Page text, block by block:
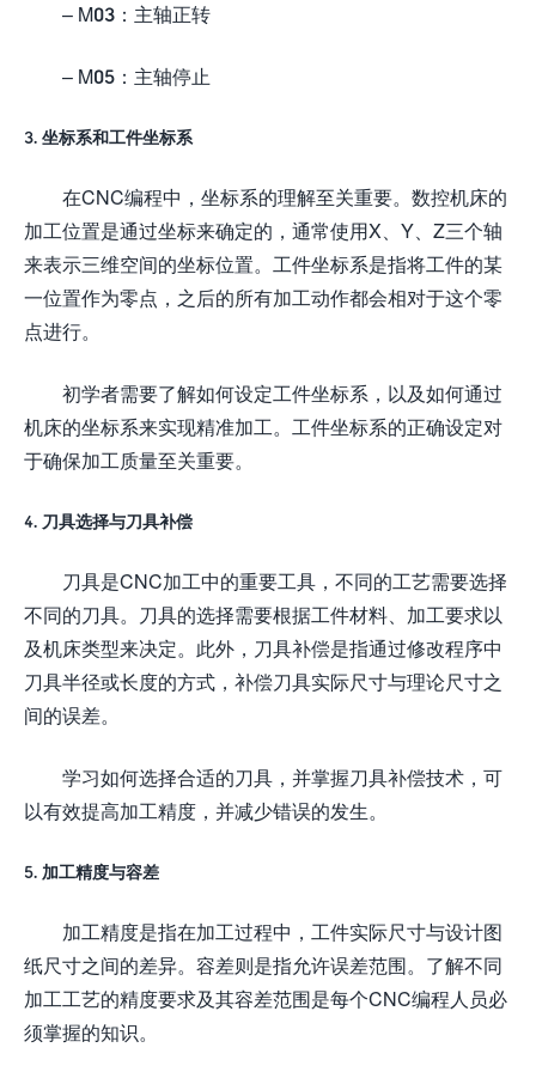
– M03：主轴正转
– M05：主轴停止
3. 坐标系和工件坐标系
在CNC编程中，坐标系的理解至关重要。数控机床的
加工位置是通过坐标来确定的，通常使用X、Y、Z三个轴
来表示三维空间的坐标位置。工件坐标系是指将工件的某
一位置作为零点，之后的所有加工动作都会相对于这个零
点进行。
初学者需要了解如何设定工件坐标系，以及如何通过
机床的坐标系来实现精准加工。工件坐标系的正确设定对
于确保加工质量至关重要。
4. 刀具选择与刀具补偿
刀具是CNC加工中的重要工具，不同的工艺需要选择
不同的刀具。刀具的选择需要根据工件材料、加工要求以
及机床类型来决定。此外，刀具补偿是指通过修改程序中
刀具半径或长度的方式，补偿刀具实际尺寸与理论尺寸之
间的误差。
学习如何选择合适的刀具，并掌握刀具补偿技术，可
以有效提高加工精度，并减少错误的发生。
5. 加工精度与容差
加工精度是指在加工过程中，工件实际尺寸与设计图
纸尺寸之间的差异。容差则是指允许误差范围。了解不同
加工工艺的精度要求及其容差范围是每个CNC编程人员必
须掌握的知识。